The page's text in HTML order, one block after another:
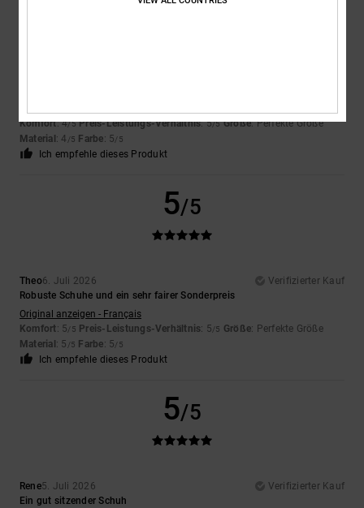
Komfort: 4/5 Preis-Leistungs-Verhältnis: 5/5 Größe: Perfekte Größe
Material : 4 /5 Farbe: 5/5
Ich empfehle dieses Produkt
5/5
Theo6. Juli 2026
Verifizierter Kauf
Robuste Schuhe und ein sehr fairer Sonderpreis
Original anzeigen - Français
Komfort: 5/5 Preis-Leistungs-Verhältnis: 5/5 Größe: Perfekte Größe
Material : 5 /5 Farbe: 5/5
Ich empfehle dieses Produkt
5/5
Rene5. Juli 2026
Verifizierter Kauf
Ein gut sitzender Schuh